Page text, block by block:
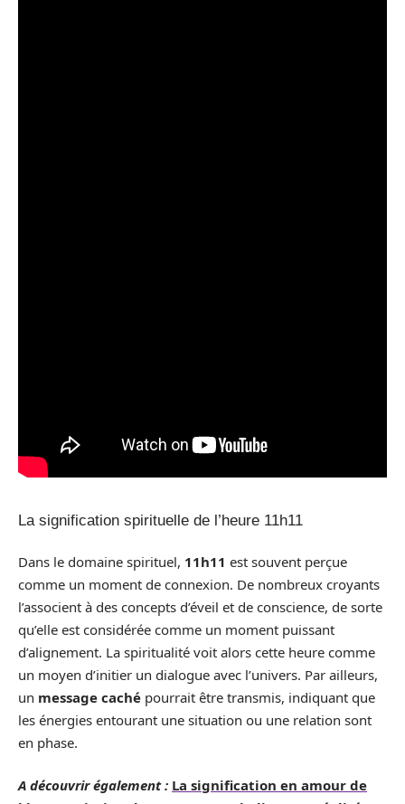
La signification spirituelle de l’heure 11h11
Dans le domaine spirituel, 11h11 est souvent perçue
comme un moment de connexion. De nombreux croyants
l’associent à des concepts d’éveil et de conscience, de sorte
qu’elle est considérée comme un moment puissant
d’alignement. La spiritualité voit alors cette heure comme
un moyen d’initier un dialogue avec l’univers. Par ailleurs,
un message caché pourrait être transmis, indiquant que
les énergies entourant une situation ou une relation sont
en phase.
A découvrir également : La signification en amour de